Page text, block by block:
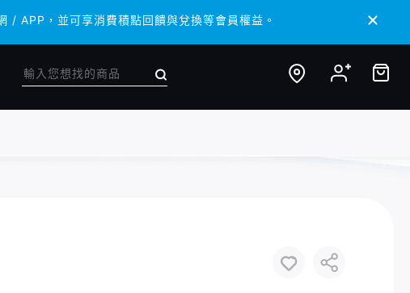
APP，並可享消費積點回饋與兌換等會員權益。
APP，並可享消費積點回饋與兌換等會員權益。